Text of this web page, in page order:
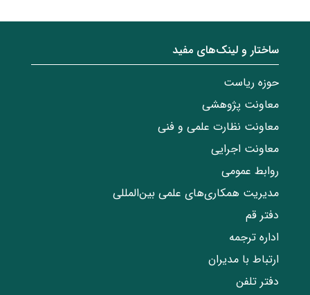
ساختار‌‌ و‌‌ لینک‌های مفید
حوزه ریاست
معاونت پژوهشی
معاونت نظارت علمی و فنی
معاونت اجرایی
روابط عمومی
مدیریت همکاری‌های علمی بین‌المللی
دفتر قم
اداره ترجمه
ارتباط با مدیران
دفتر تلفن